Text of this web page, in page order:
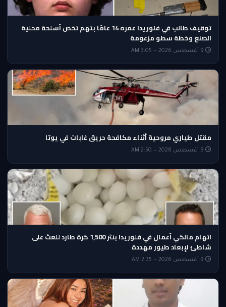
توقيف طالب في فلوريدا عمره 14 عامًا بتهم تخص أسلحة محلية
الصنع وخطة سطو مزعومة
مقتل طياري مروحية أثناء مكافحة حريق غابات في يوتا
اتهام مالكي أعمال في فلوريدا بنثر 1,500 كرة طارد للعث على
شاطئ لإبعاد طيور مهددة